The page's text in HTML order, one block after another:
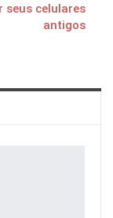
seus celulares
antigos